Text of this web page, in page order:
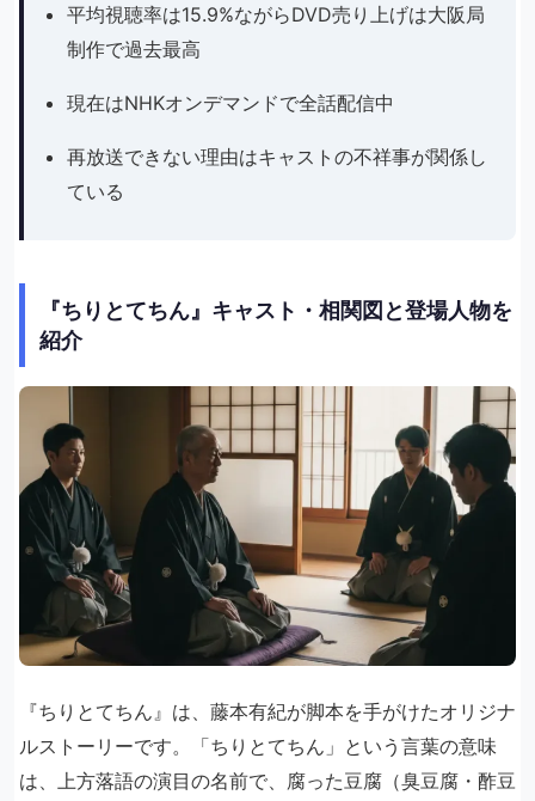
平均視聴率は15.9%ながらDVD売り上げは大阪局
制作で過去最高
現在はNHKオンデマンドで全話配信中
再放送できない理由はキャストの不祥事が関係し
ている
『ちりとてちん』キャスト・相関図と登場人物を
紹介
『ちりとてちん』は、藤本有紀が脚本を手がけたオリジナ
ルストーリーです。「ちりとてちん」という言葉の意味
は、上方落語の演目の名前で、腐った豆腐（臭豆腐・酢豆